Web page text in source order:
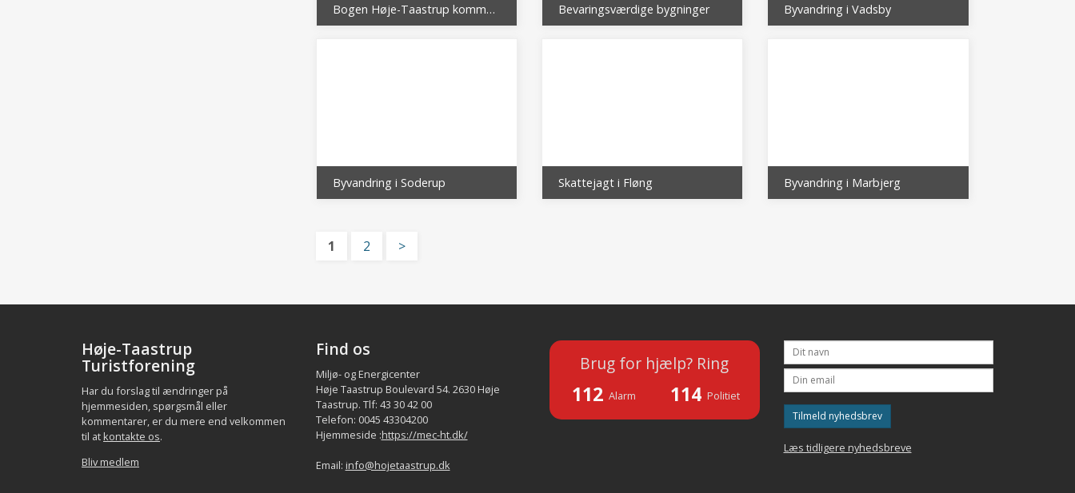
Bogen Høje-Taastrup kommune i fortid og nutid Bevaringsværdige bygninger Byvandring i Vadsby
Byvandring i Soderup Skattejagt i Fløng Byvandring i Marbjerg
1 2 >
Høje-Taastrup
Turistforening
Har du forslag til ændringer på
hjemmesiden, spørgsmål eller
kommentarer, er du mere end velkommen
til at kontakte os.
Bliv medlem
Find os
Miljø- og Energicenter
Høje Taastrup Boulevard 54. 2630 Høje
Taastrup. Tlf: 43 30 42 00
Telefon: 0045 43304200
Hjemmeside :https://mec-ht.dk/
Email: info@hojetaastrup.dk
Brug for hjælp? Ring
112 Alarm 114 Politiet
Tilmeld nyhedsbrev
Læs tidligere nyhedsbreve